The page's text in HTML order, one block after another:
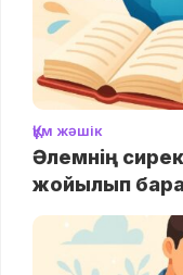
Құм жәшік
Әлемнің сирек
жойылып